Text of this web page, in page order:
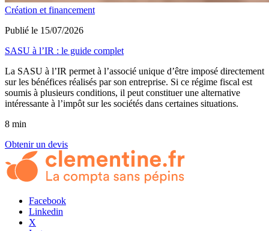
Création et financement
Publié le 15/07/2026
SASU à l’IR : le guide complet
La SASU à l’IR permet à l’associé unique d’être imposé directement
sur les bénéfices réalisés par son entreprise. Si ce régime fiscal est
soumis à plusieurs conditions, il peut constituer une alternative
intéressante à l’impôt sur les sociétés dans certaines situations.
8 min
Obtenir un devis
Facebook
Linkedin
X